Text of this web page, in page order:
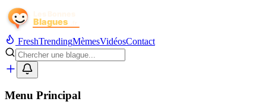
FreshTrendingMèmesVidéosContact
Menu Principal